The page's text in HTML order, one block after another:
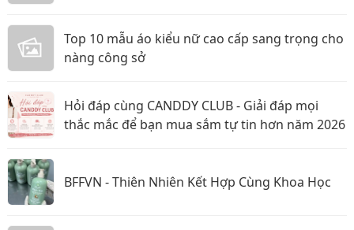
Top 10 mẫu áo kiểu nữ cao cấp sang trọng cho
nàng công sở
Hỏi đáp cùng CANDDY CLUB - Giải đáp mọi
thắc mắc để bạn mua sắm tự tin hơn năm 2026
BFFVN - Thiên Nhiên Kết Hợp Cùng Khoa Học